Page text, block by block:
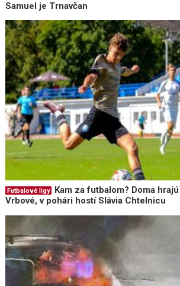
Samuel je Trnavčan
Futbalové ligy
Kam za futbalom? Doma
Vrbové, v pohári hostí Slávia Chtelnicu